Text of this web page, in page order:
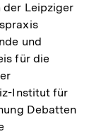
der Leipziger
und
für die
Institut für
Debatten